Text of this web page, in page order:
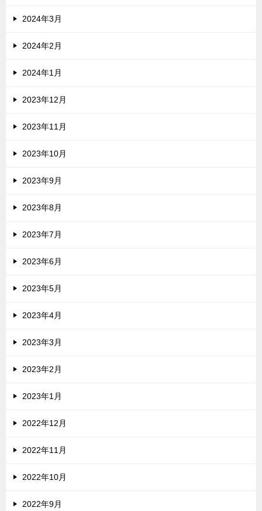
2024年3月
2024年2月
2024年1月
2023年12月
2023年11月
2023年10月
2023年9月
2023年8月
2023年7月
2023年6月
2023年5月
2023年4月
2023年3月
2023年2月
2023年1月
2022年12月
2022年11月
2022年10月
2022年9月